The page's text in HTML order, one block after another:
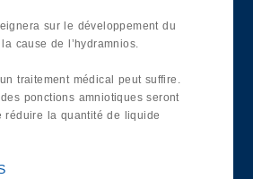
sur le développement du
cause de l’hydramnios.
traitement médical peut suffire.
ponctions amniotiques seront
réduire la quantité de liquide